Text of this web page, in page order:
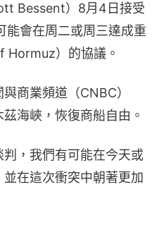
Bessent）8月4日接受
能會在周二或周三達成重
Hormuz）的協議。
商業頻道（CNBC）
海峽，恢復商船自由。
，我們有可能在今天或
在這次衝突中朝著更加